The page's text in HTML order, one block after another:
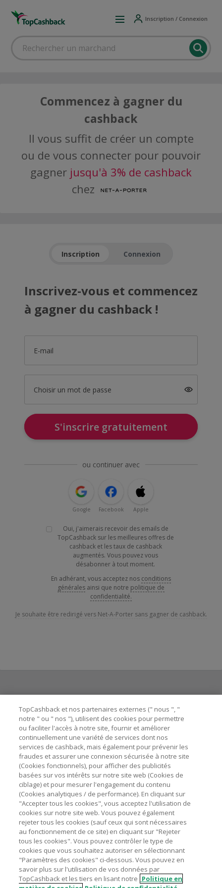
Inscription / Connexion
Commencez à gagner du
cashback
Il vous suffit de créer un compte
ou de vous connecter pour pouvoir
gagner jusqu'à 3% de cashback
chez
Inscription Connexion
Inscrivez-vous et commencez
à gagner du cashback !
E-mail
Choisir un mot de passe
S'inscrire gratuitement
ou continuer avec
Google Facebook Apple
Oui, j'aimerais recevoir des emails de
TopCashback sur les meilleures offres de
cashback et les taux de cashback
augmentés. Vous pouvez vous
désabonner à tout moment.
En adhérant, vous acceptez nos conditions
générales ainsi que notre politique de
confidentialité.
Je souhaite être redirigé vers Net-A-Porter sans gagner de cashback.
Besoin d'aide ?
Astuces pour économiser
A propos de
Contactez-nous
Mentions légales
Nos sites UK US CN JP DE AU
TopCashback et nos partenaires externes (" nous ", "
notre " ou " nos "), utilisent des cookies pour permettre
ou faciliter l'accès à notre site, fournir et améliorer
continuellement une variété de services dont nos
services de cashback, mais également pour prévenir les
fraudes et assurer une connexion sécurisée à notre site
(Cookies fonctionnels), pour afficher des publicités
basées sur vos intérêts sur notre site web (Cookies de
ciblage) et pour mesurer l'engagement du contenu
(Cookies analytiques / de performance). En cliquant sur
"Accepter tous les cookies", vous acceptez l'utilisation de
cookies sur notre site web. Vous pouvez également
rejeter tous les cookies (sauf ceux qui sont nécessaires
au fonctionnement de ce site) en cliquant sur "Rejeter
tous les cookies". Vous pouvez contrôler le type de
cookies que vous souhaitez autoriser en sélectionnant
"Paramètres des cookies" ci-dessous. Vous pouvez en
savoir plus sur l'utilisation de vos données par
TopCashback et les tiers en lisant notre Politique en